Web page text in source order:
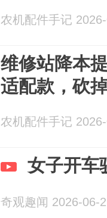
农机配件手记
维修站降本
适配款，砍
农机配件手记
女子开车
奇观趣闻 2026-06-